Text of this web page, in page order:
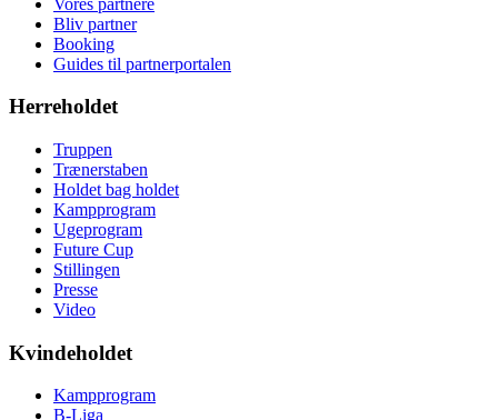
Bliv partner
Booking
Guides til partnerportalen
Herreholdet
Truppen
Trænerstaben
Holdet bag holdet
Kampprogram
Ugeprogram
Future Cup
Stillingen
Presse
Video
Kvindeholdet
Kampprogram
B-Liga